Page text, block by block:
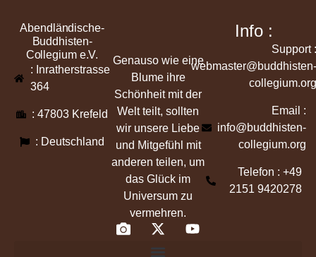
Abendländische-
Buddhisten-
Collegium e.V.
: Inratherstrasse
364
: 47803 Krefeld
: Deutschland
Genauso wie eine
Blume ihre
Schönheit mit der
Welt teilt, sollten
wir unsere Liebe
und Mitgefühl mit
anderen teilen, um
das Glück im
Universum zu
vermehren.
Info :
Support :
webmaster@buddhisten-
collegium.org
Email :
info@buddhisten-
collegium.org
Telefon : +49
2151 9420278